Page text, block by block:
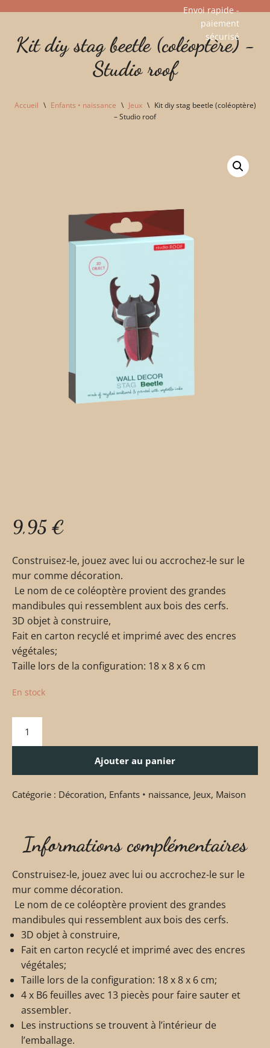
au
Envoi rapide -
paiement
sécurisé​
Kit diy stag beetle (coléoptère) -
Studio roof
Accueil \ Enfants • naissance \ Jeux \ Kit diy stag beetle (coléoptère)
– Studio roof
9,95 €
Construisez-le, jouez avec lui ou accrochez-le sur le
mur comme décoration.
Le nom de ce coléoptère provient des grandes
mandibules qui ressemblent aux bois des cerfs.
3D objet à construire,
Fait en carton recyclé et imprimé avec des encres
végétales;
Taille lors de la configuration: 18 x 8 x 6 cm
En stock
Ajouter au panier
Catégorie : Décoration, Enfants • naissance, Jeux, Maison
Informations complémentaires
Construisez-le, jouez avec lui ou accrochez-le sur le
mur comme décoration.
Le nom de ce coléoptère provient des grandes
mandibules qui ressemblent aux bois des cerfs.
3D objet à construire,
Fait en carton recyclé et imprimé avec des encres
végétales;
Taille lors de la configuration: 18 x 8 x 6 cm;
4 x B6 feuilles avec 13 piecès pour faire sauter et
assembler.
Les instructions se trouvent à l’intérieur de
l’emballage.